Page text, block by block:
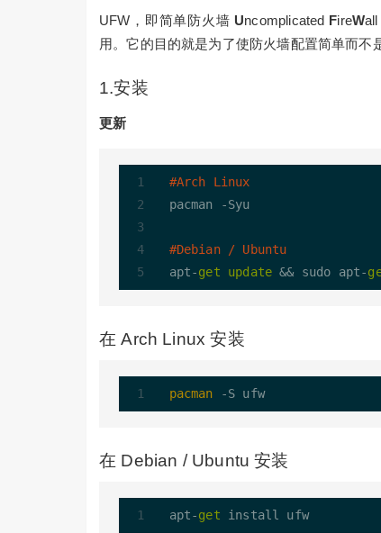
UFW，即简单防火墙 Uncomplicated FireW
用。它的目的就是为了使防火墙配置简单而不
1.安装
更新
#Arch Linux
pacman -Syu
#Debian / Ubuntu
apt-get update && sudo apt-
在 Arch Linux 安装
pacman -S ufw
在 Debian / Ubuntu 安装
apt-get